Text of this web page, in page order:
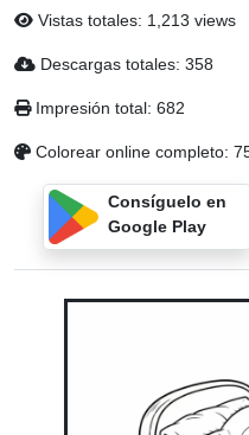
Vistas totales: 1,213 views
Descargas totales: 358
Impresión total: 682
Colorear online completo:
Consíguelo en
Google Play